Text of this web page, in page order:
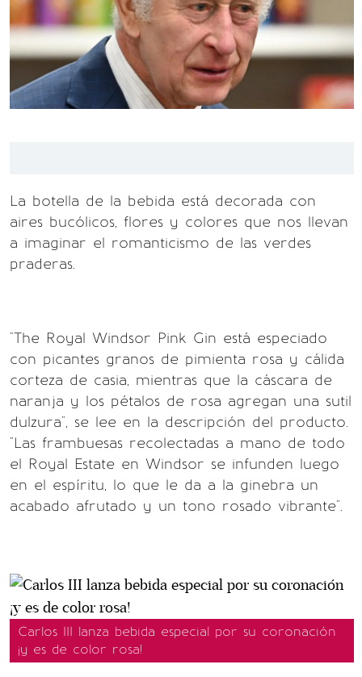
La botella de la bebida está decorada con
aires bucólicos, flores y colores que nos llevan
a imaginar el romanticismo de las verdes
praderas.
"The Royal Windsor Pink Gin está especiado
con picantes granos de pimienta rosa y cálida
corteza de casia, mientras que la cáscara de
naranja y los pétalos de rosa agregan una sutil
dulzura", se lee en la descripción del producto.
"Las frambuesas recolectadas a mano de todo
el Royal Estate en Windsor se infunden luego
en el espíritu, lo que le da a la ginebra un
acabado afrutado y un tono rosado vibrante".
Carlos III lanza bebida especial por su coronación
¡y es de color rosa!